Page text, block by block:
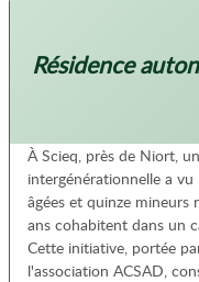
Résidence
À Scieq, près de Niort,
intergénérationnelle a
âgées et quinze
ans cohabitent dans un
Cette initiative, portée
l'association ACSAD,